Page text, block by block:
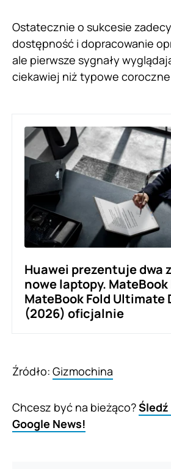
Ostatecznie o sukcesie
dostępność i dopracowanie
ale pierwsze sygnały
ciekawiej niż typowe
Huawei prezentuje dwa
nowe laptopy. MateBook
MateBook Fold Ultimate
(2026) oficjalnie
Źródło: Gizmochina
Chcesz być na bieżąco?Śledź
Google News!